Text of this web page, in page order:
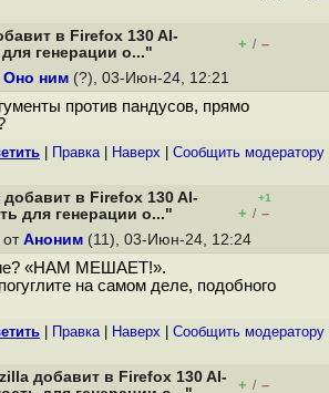
в Firefox 130 AI-
генерации о..."
+ / –
Оно ним (?), 03-Июн-24, 12:21
против пандусов, прямо
Правка| Наверх Cообщить модератору
в Firefox 130 AI-
для генерации о..."
+1
+ / –
Аноним (11), 03-Июн-24, 12:24
«НАМ МЕШАЕТ!».
на самом деле, подобного
Правка| Наверх Cообщить модератору
добавит в Firefox 130 AI-
+ / –